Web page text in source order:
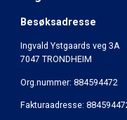
Besøksadresse
Ingvald Ystgaards veg 3A
7047 TRONDHEIM
Org.nummer: 884594472
Fakturaadresse: